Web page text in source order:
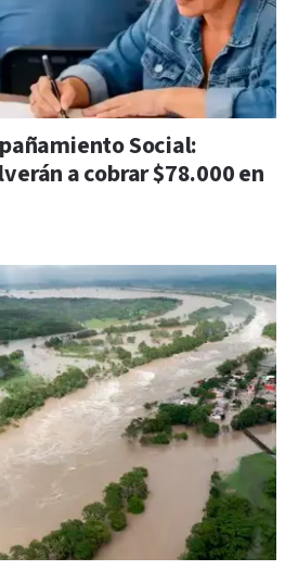
Social:
a cobrar $78.000 en